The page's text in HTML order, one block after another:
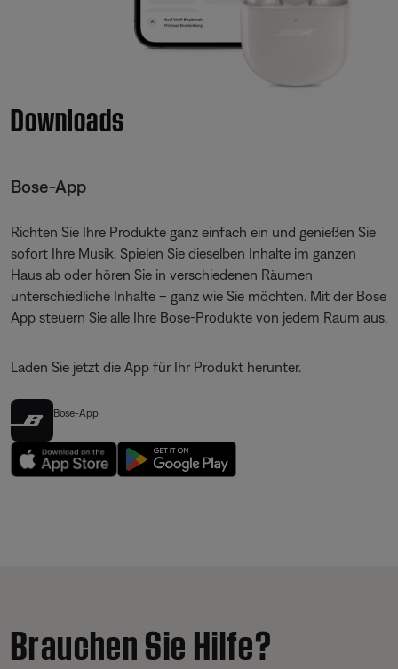
Downloads
Bose-App
Richten Sie Ihre Produkte ganz einfach ein und genießen Sie
sofort Ihre Musik. Spielen Sie dieselben Inhalte im ganzen
Haus ab oder hören Sie in verschiedenen Räumen
unterschiedliche Inhalte – ganz wie Sie möchten. Mit der Bose
App steuern Sie alle Ihre Bose-Produkte von jedem Raum aus.
Laden Sie jetzt die App für Ihr Produkt herunter.
Bose-App
Brauchen Sie Hilfe?